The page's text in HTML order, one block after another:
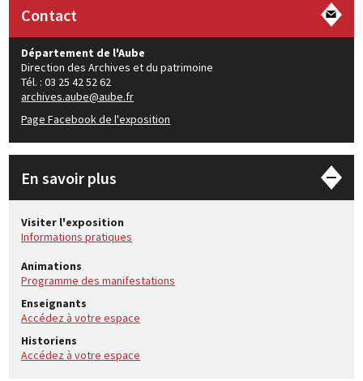
Contact
Département de l'Aube
Direction des Archives et du patrimoine
Tél. : 03 25 42 52 62
archives.aube@aube.fr
Page Facebook de l'exposition
En savoir plus
Visiter l'exposition
Informations pratiques
Animations
Programme des manifestations
Enseignants
Accédez à votre espace
Historiens
Accédez à votre espace